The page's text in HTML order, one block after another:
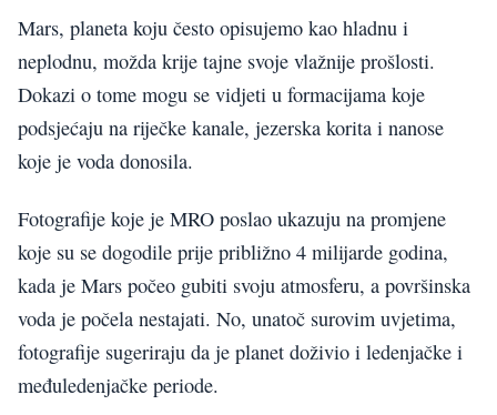
Mars, planeta koju često opisujemo kao hladnu i
neplodnu, možda krije tajne svoje vlažnije prošlosti.
Dokazi o tome mogu se vidjeti u formacijama koje
podsjećaju na riječke kanale, jezerska korita i nanose
koje je voda donosila.
Fotografije koje je MRO poslao ukazuju na promjene
koje su se dogodile prije približno 4 milijarde godina,
kada je Mars počeo gubiti svoju atmosferu, a površinska
voda je počela nestajati. No, unatoč surovim uvjetima,
fotografije sugeriraju da je planet doživio i ledenjačke i
međuledenjačke periode.